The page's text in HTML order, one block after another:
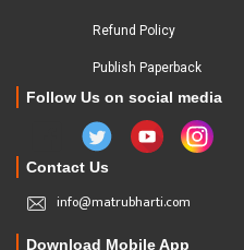
Refund Policy
Publish Paperback
Follow Us on social media
Contact Us
info@matrubharti.com
Download Mobile App